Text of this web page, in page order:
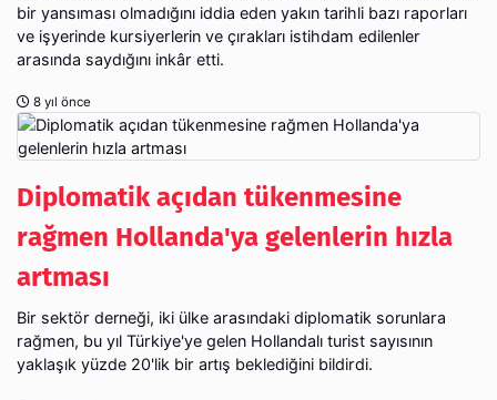
bir yansıması olmadığını iddia eden yakın tarihli bazı raporları
ve işyerinde kursiyerlerin ve çırakları istihdam edilenler
arasında saydığını inkâr etti.
8 yıl önce
Diplomatik açıdan tükenmesine
rağmen Hollanda'ya gelenlerin hızla
artması
Bir sektör derneği, iki ülke arasındaki diplomatik sorunlara
rağmen, bu yıl Türkiye'ye gelen Hollandalı turist sayısının
yaklaşık yüzde 20'lik bir artış beklediğini bildirdi.